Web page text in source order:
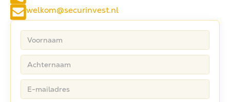
welkom@securinvest.nl